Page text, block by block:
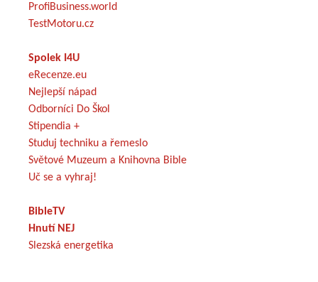
ProfiBusiness.world
TestMotoru.cz
Spolek I4U
eRecenze.eu
Nejlepší nápad
Odborníci Do Škol
Stipendia +
Studuj techniku a řemeslo
Světové Muzeum a Knihovna Bible
Uč se a vyhraj!
BibleTV
Hnutí NEJ
Slezská energetika